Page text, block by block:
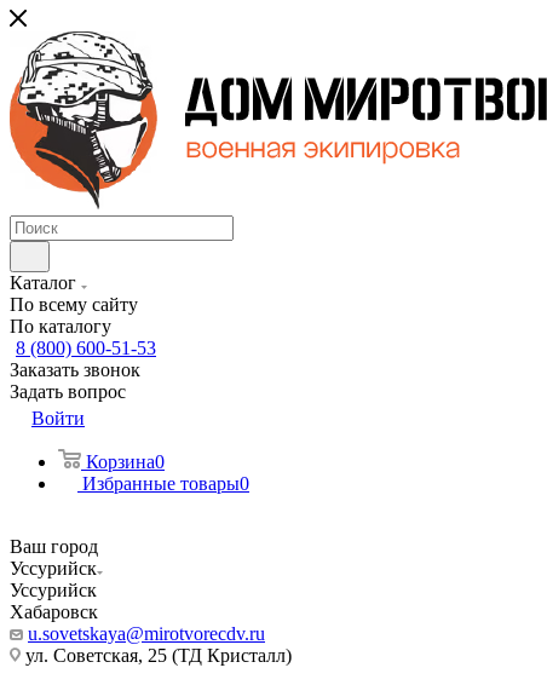
Каталог
По всему сайту
По каталогу
8 (800) 600-51-53
Заказать звонок
Задать вопрос
Войти
Корзина0
Избранные товары0
Ваш город
Уссурийск
Уссурийск
Хабаровск
u.sovetskaya@mirotvorecdv.ru
ул. Советская, 25 (ТД Кристалл)